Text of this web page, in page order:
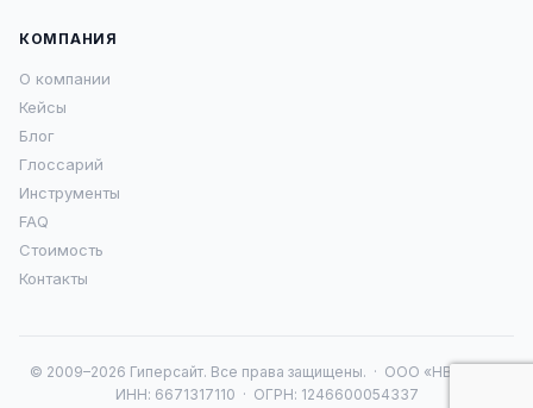
КОМПАНИЯ
О компании
Кейсы
Блог
Глоссарий
Инструменты
FAQ
Стоимость
Контакты
© 2009–2026 Гиперсайт. Все права защищены. · ООО «НВА 16» ·
ИНН: 6671317110 · ОГРН: 1246600054337